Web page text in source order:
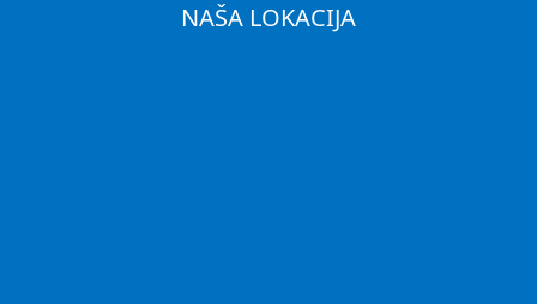
NAŠA LOKACIJA